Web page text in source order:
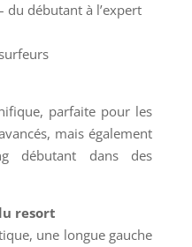
du débutant à l’expert
parfaite pour les
mais également
débutant dans des
resort
une longue gauche